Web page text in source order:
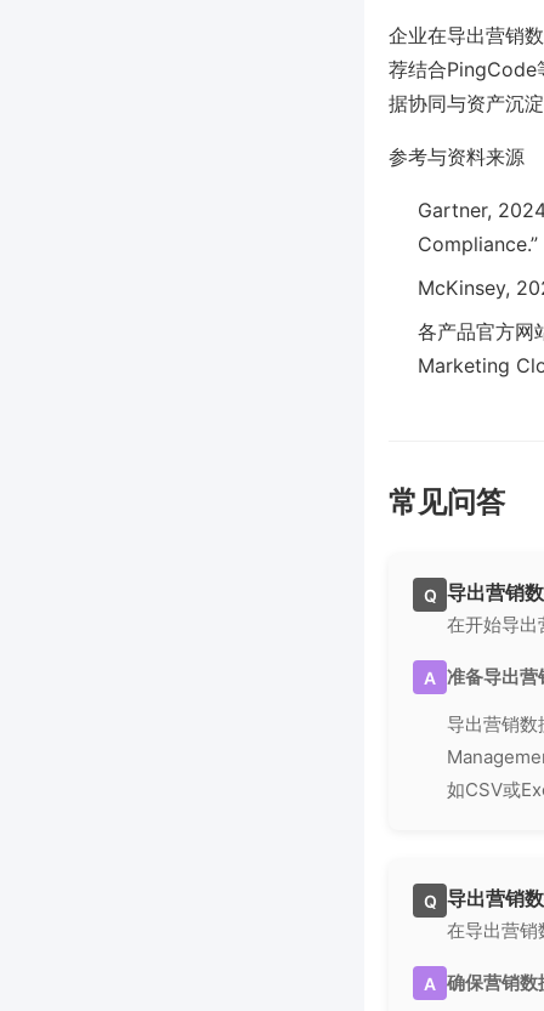
企业在导出营销
荐结合PingCode
据协同与资产沉
参考与资料来源
Gartner,
Compliance.”
McKinsey,
各产品官方
Marketing
常见问答
Q 导出营销
在开始导出
A 准备导出营
导出营销
如CSV或
Q 导出营销
在导出营销
A 确保营销数